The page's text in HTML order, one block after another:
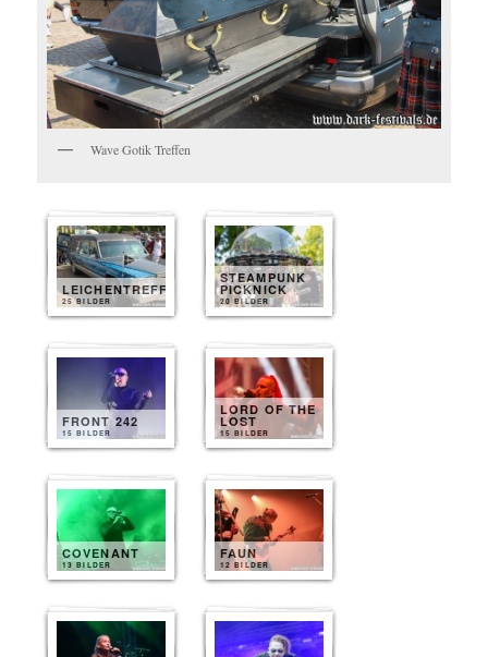
Wave Gotik Treffen
LEICHENTREFF
25 BILDER
STEAMPUNK
PICKNICK
20 BILDER
FRONT 242
15 BILDER
LORD OF THE
LOST
15 BILDER
COVENANT
13 BILDER
FAUN
12 BILDER